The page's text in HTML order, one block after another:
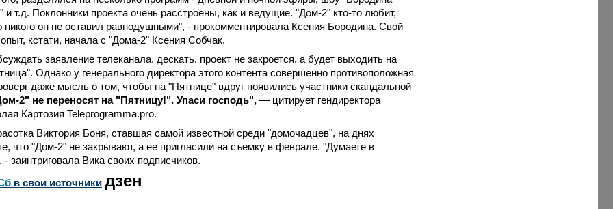
и т.д. Поклонники проекта очень расстроены, как и ведущие. "Дом-2" кто-то любит,
никого он не оставил равнодушными", - прокомментировала Ксения Бородина. Свой
кстати, начала с "Дома-2" Ксения Собчак.
заявление телеканала, дескать, проект не закроется, а будет выходить на
Однако у генерального директора этого контента совершенно противоположная
даже мысль о том, чтобы на "Пятнице" вдруг появились участники скандальной
2" не переносят на "Пятницу!". Упаси господь", — цитирует гендиректора
Картозия Teleprogramma.pro.
Виктория Боня, ставшая самой известной среди "домочадцев", на днях
что "Дом-2" не закрывают, а ее пригласили на съемку в феврале. "Думаете в
- заинтриговала Вика своих подписчиков.
в свои источники дзен